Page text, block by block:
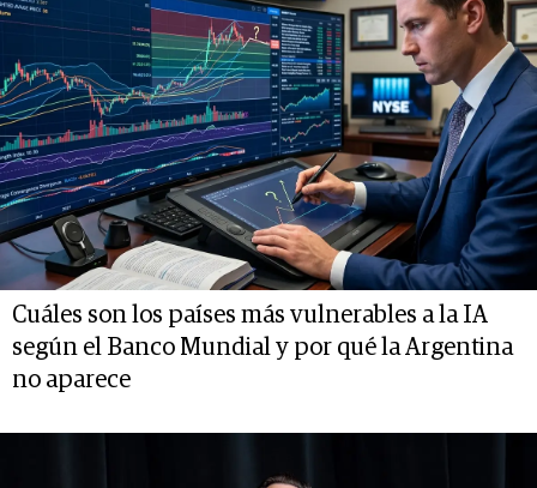
Cuáles son los países más vulnerables a la IA
según el Banco Mundial y por qué la Argentina
no aparece